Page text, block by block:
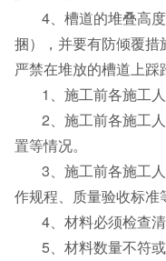
4、槽道的堆叠高
捆），并要有防倾覆措
严禁在堆放的槽道上
1、施工前各施工
2、施工前各施工
置等情况。
3、施工前各施工
作规程、质量验收标准
4、材料必须检查
5、材料数量不符